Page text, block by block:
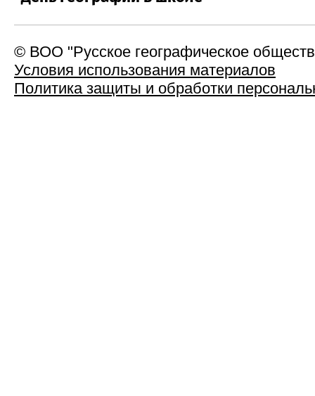
© ВОО "Русское географическое
Условия использования материалов
Политика защиты и обработки